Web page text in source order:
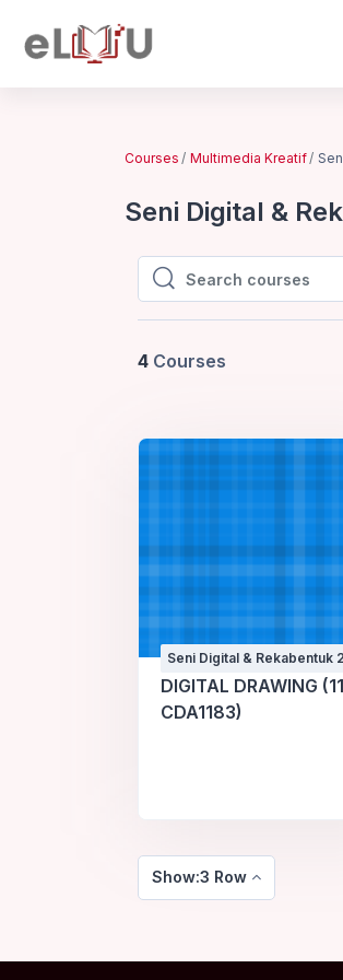
Courses Multimedia Kreatif
Seni Digital &
Search courses
Search courses
4 Courses
Seni Digital & Rekabentuk 2
DIGITAL DRAWING
CDA1183)
Show:3 Row